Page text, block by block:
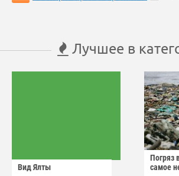
Лучшее в
Вид Ялты
Погряз
самое